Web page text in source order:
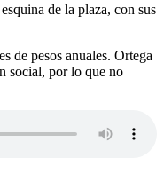
de la plaza, con sus
de pesos anuales. Ortega
social, por lo que no